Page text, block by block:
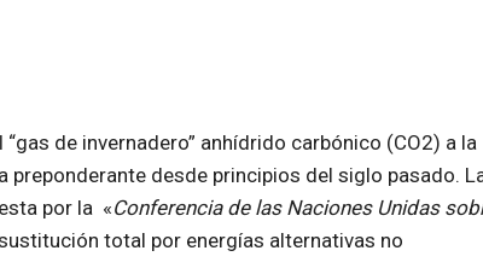
de invernadero” anhídrido carbónico (CO2) a la
desde principios del siglo pasado.
por la «Conferencia de las Naciones Unidas
total por energías alternativas no